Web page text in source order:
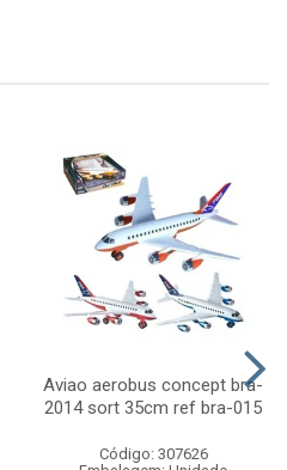
Aviao aerobus concept bra-
2014 sort 35cm ref bra-015
Código: 307626